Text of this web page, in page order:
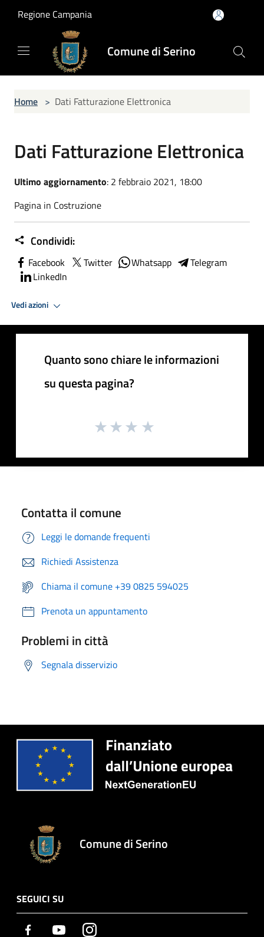
Regione Campania
Comune di Serino
Home > Dati Fatturazione Elettronica
Dati Fatturazione Elettronica
Ultimo aggiornamento: 2 febbraio 2021, 18:00
Pagina in Costruzione
Condividi:
Facebook Twitter Whatsapp
Telegram
LinkedIn
Vedi azioni
Quanto sono chiare le informazioni
su questa pagina?
Contatta il comune
Leggi le domande frequenti
Richiedi Assistenza
Chiama il comune +39 0825 594025
Prenota un appuntamento
Problemi in città
Segnala disservizio
Comune di Serino
SEGUICI SU
Facebook YoutubeInstagram